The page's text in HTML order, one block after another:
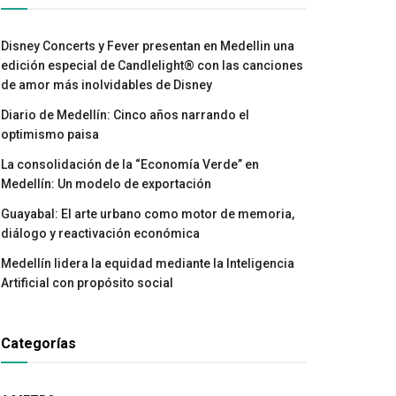
Disney Concerts y Fever presentan en Medellin una
edición especial de Candlelight® con las canciones
de amor más inolvidables de Disney
Diario de Medellín: Cinco años narrando el
optimismo paisa
La consolidación de la “Economía Verde” en
Medellín: Un modelo de exportación
Guayabal: El arte urbano como motor de memoria,
diálogo y reactivación económica
Medellín lidera la equidad mediante la Inteligencia
Artificial con propósito social
Categorías